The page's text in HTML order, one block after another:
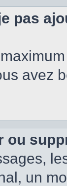
pas
avez
ou
un